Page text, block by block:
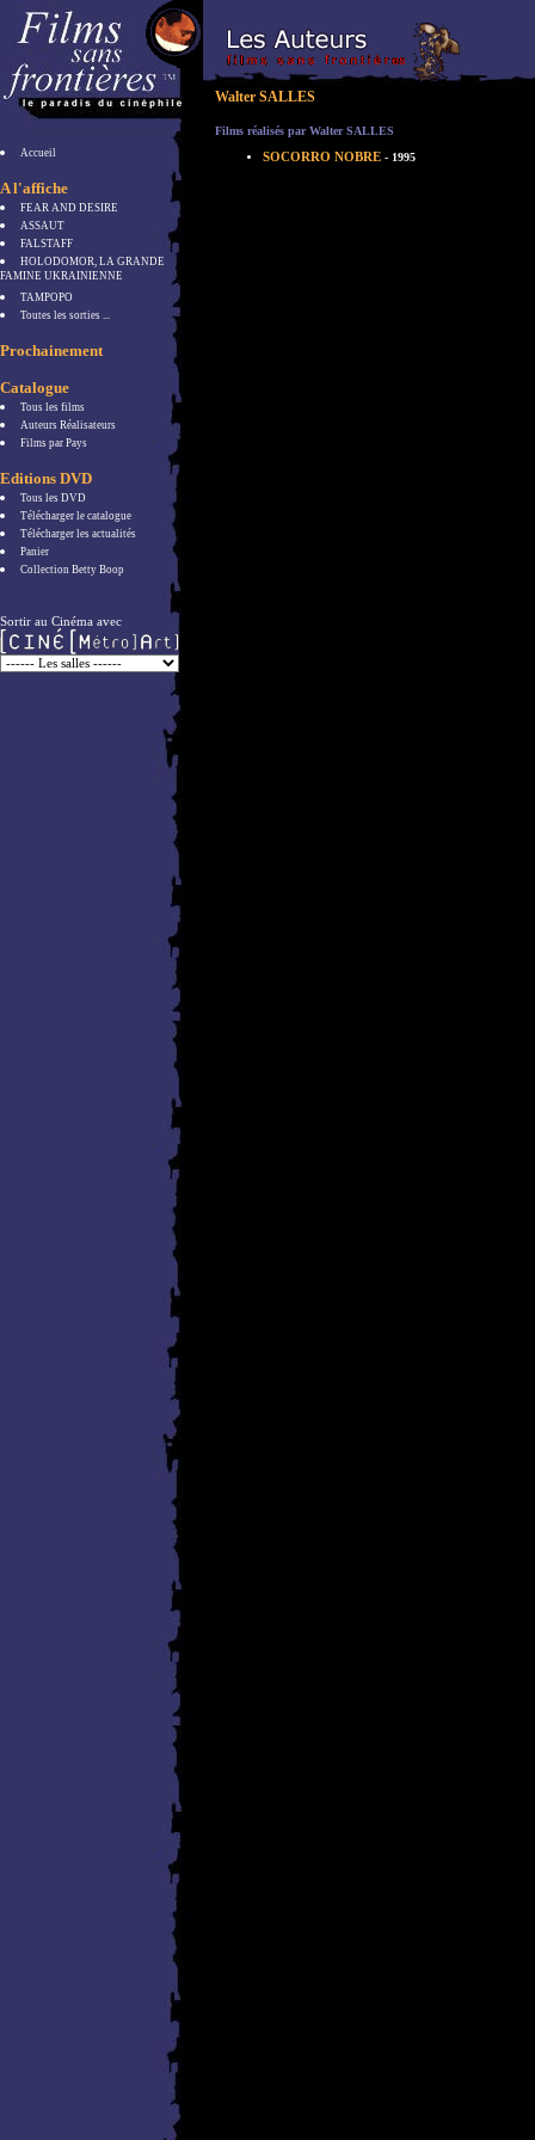
Accueil
A l'affiche
FEAR AND DESIRE
ASSAUT
FALSTAFF
HOLODOMOR, LA GRANDE
FAMINE UKRAINIENNE
TAMPOPO
Toutes les sorties ...
Prochainement
Catalogue
Tous les films
Auteurs Réalisateurs
Films par Pays
Editions DVD
Tous les DVD
Télécharger le catalogue
Télécharger les actualités
Panier
Collection Betty Boop
Sortir au Cinéma avec
Walter SALLES
Films réalisés par Walter SALLES
SOCORRO NOBRE - 1995